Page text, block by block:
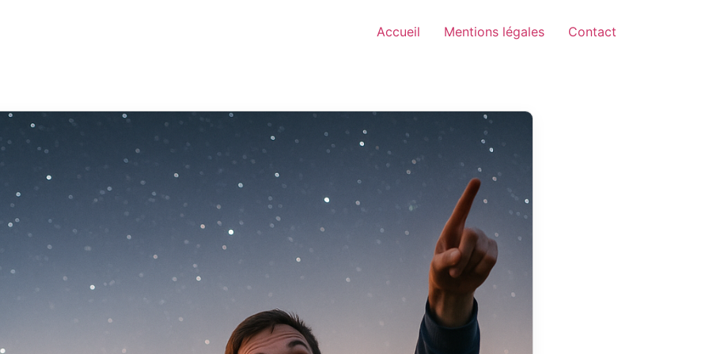
Accueil Mentions légales Contact